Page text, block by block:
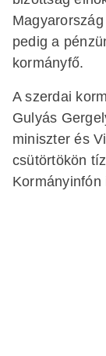
pedig a
kormányfő.
A szerdai
Gulyás
miniszter és
csütörtökön
Kormányinfón